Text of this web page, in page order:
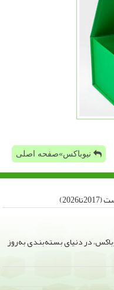
نیوباکس»صفحه اصلی
در دنیای بسته‌بندی به‌روز